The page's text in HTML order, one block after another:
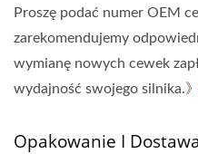
Proszę podać numer OEM
zarekomendujemy
wymianę nowych cewek
wydajność swojego silnika.》
Opakowanie I Dostawa